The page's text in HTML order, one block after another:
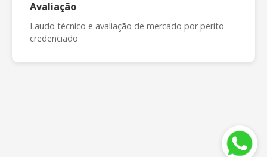
Avaliação
Laudo técnico e avaliação de mercado por perito
credenciado